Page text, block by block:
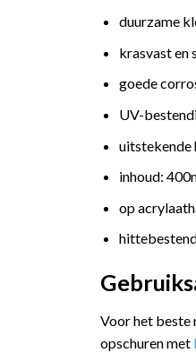
duurzame
krasvast en
goede
UV-
uitstekende
inhoud:
op
Voor het beste
opschuren met